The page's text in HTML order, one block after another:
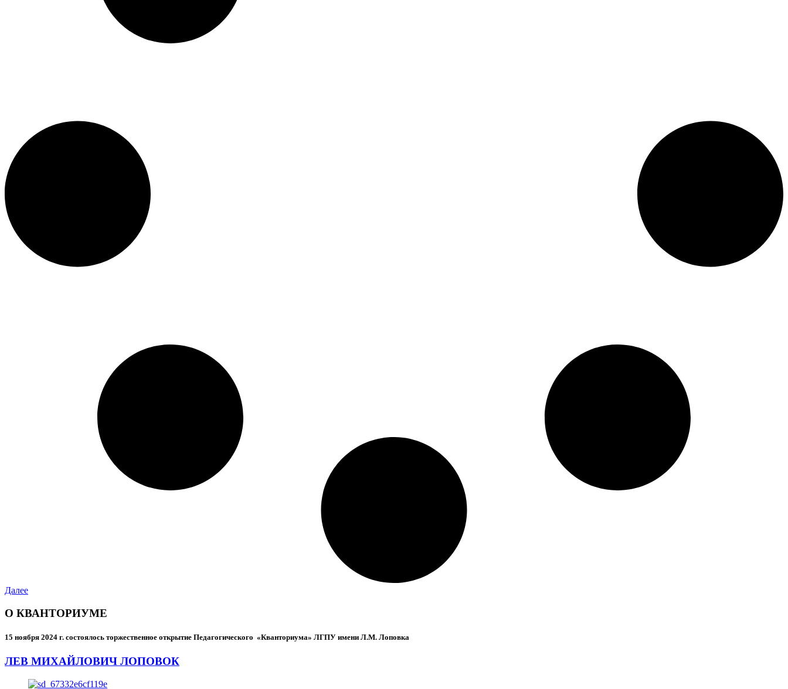
Далее
О КВАНТОРИУМЕ
15 ноября 2024 г. состоялось торжественное открытие Педагогического «Кванториума» ЛГПУ имени Л.М. Лоповка
ЛЕВ МИХАЙЛОВИЧ ЛОПОВОК